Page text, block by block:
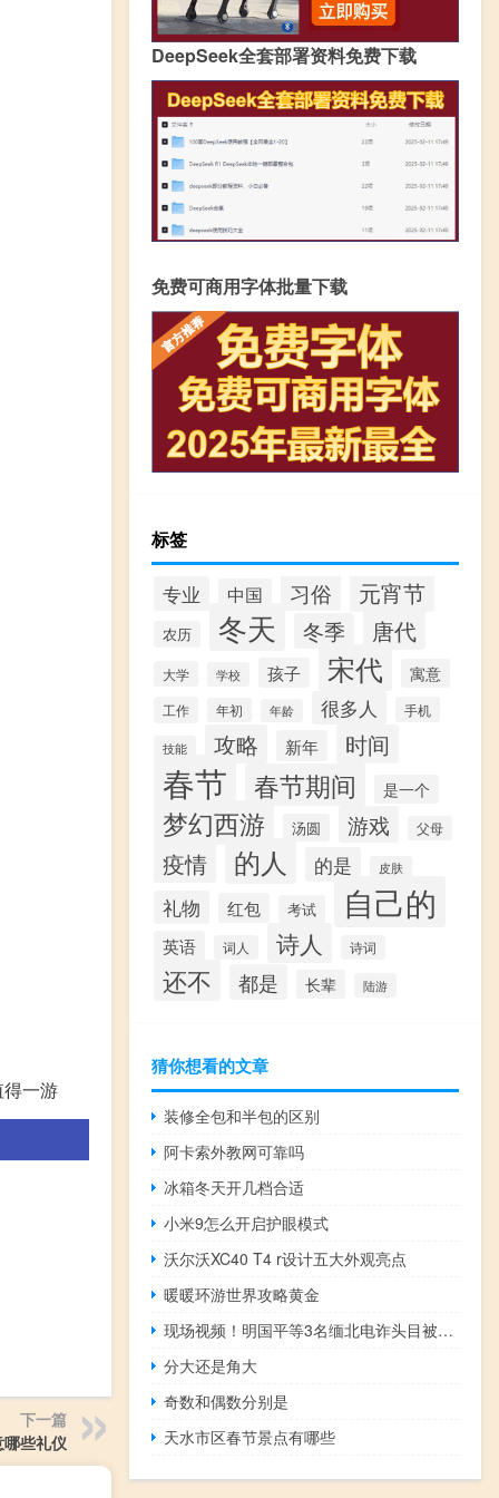
一游
下一篇
些礼仪
DeepSeek全套部署资料免费下载
免费可商用字体批量下载
标签
专业 中国 习俗 元宵节
农历 冬天 冬季 唐代
大学 学校 孩子 宋代 寓意
工作 年初 年龄 很多人 手机
技能 攻略 新年 时间
春节 春节期间 是一个
梦幻西游 汤圆 游戏 父母
疫情 的人 的是 皮肤
礼物 红包 考试 自己的
英语 词人 诗人 诗词
还不 都是 长辈 陆游
猜你想看的文章
装修全包和半包的区别
阿卡索外教网可靠吗
冰箱冬天开几档合适
小米9怎么开启护眼模式
沃尔沃XC40 T4 r设计五大外观亮点
暖暖环游世界攻略黄金
现场视频！明国平等3名缅北电诈头目被缉拿归案移交中方 到底什么情况嘞
分大还是角大
奇数和偶数分别是
天水市区春节景点有哪些